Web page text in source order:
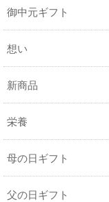
御中元ギフト
想い
新商品
栄養
母の日ギフト
父の日ギフト